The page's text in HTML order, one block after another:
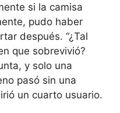
si la camisa
pudo haber
después. “¿Tal
que sobrevivió?
y solo una
pasó sin una
un cuarto usuario.